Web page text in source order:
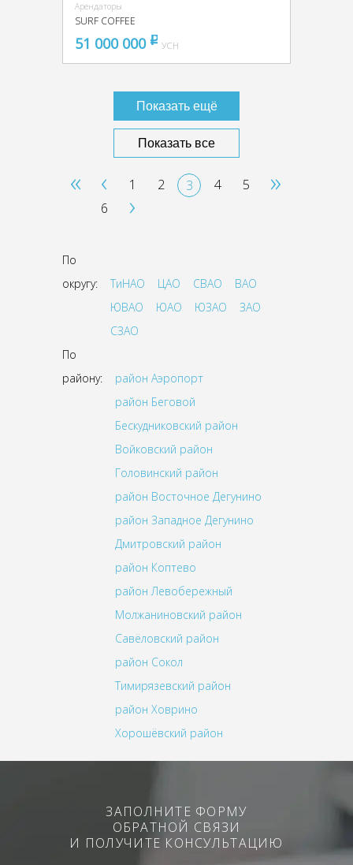
Арендаторы
SURF COFFEE
51 000 000 pуб
УСН
Показать ещё
Показать все
« ‹ 1 2 3 4
5
6
›
»
По
округу:
ТиНАО ЦАО СВАО
ВАО
ЮВАО
ЮАО ЮЗАО
ЗАО
СЗАО
По
району:
район Аэропорт
район Беговой
Бескудниковский район
Войковский район
Головинский район
район Восточное Дегунино
район Западное Дегунино
Дмитровский район
район Коптево
район Левобережный
Молжаниновский район
Савёловский район
район Сокол
Тимирязевский район
район Ховрино
Хорошёвский район
ЗАПОЛНИТЕ ФОРМУ
ОБРАТНОЙ СВЯЗИ
И ПОЛУЧИТЕ КОНСУЛЬТАЦИЮ